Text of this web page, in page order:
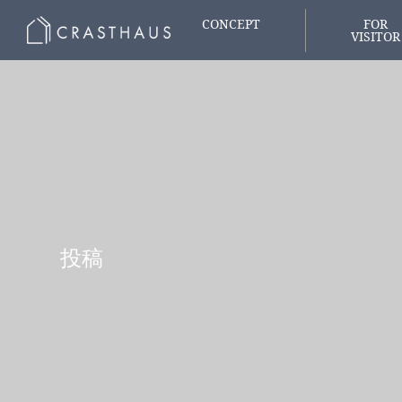
CONCEPT
FOR
VISITOR
はじめての
投稿